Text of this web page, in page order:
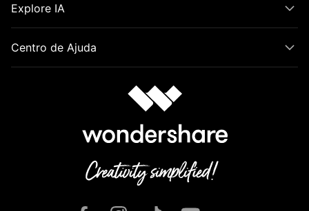
Explore IA
Centro de Ajuda